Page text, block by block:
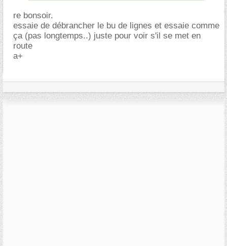
re bonsoir.
essaie de débrancher le bu de lignes et essaie comme
ça (pas longtemps..) juste pour voir s'il se met en
route
a+